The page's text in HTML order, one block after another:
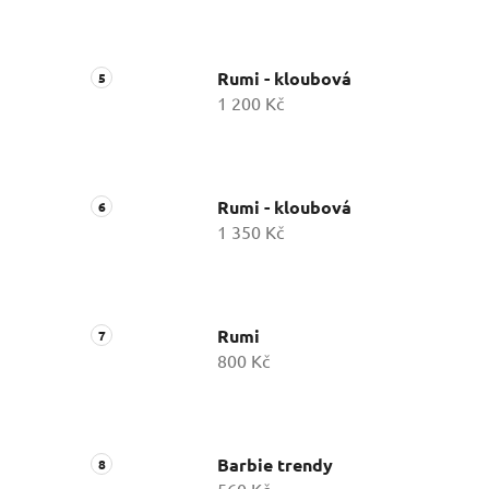
Rumi - kloubová
1 200 Kč
Rumi - kloubová
1 350 Kč
Rumi
800 Kč
Barbie trendy